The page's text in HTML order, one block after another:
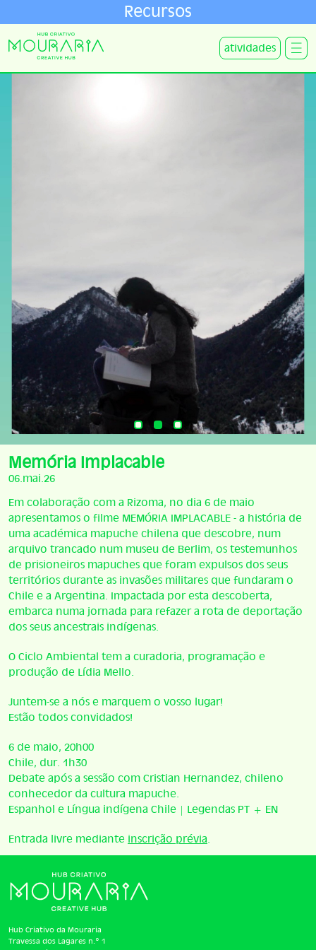
Recursos
atividades
Memória Implacable
06.mai.26
Em colaboração com a Rizoma, no dia 6 de maio
apresentamos o filme MEMÓRIA IMPLACABLE - a história de
uma académica mapuche chilena que descobre, num
arquivo trancado num museu de Berlim, os testemunhos
de prisioneiros mapuches que foram expulsos dos seus
territórios durante as invasões militares que fundaram o
Chile e a Argentina. Impactada por esta descoberta,
embarca numa jornada para refazer a rota de deportação
dos seus ancestrais indígenas.
O Ciclo Ambiental tem a curadoria, programação e
produção de Lídia Mello.
Juntem-se a nós e marquem o vosso lugar!
Estão todos convidados!
6 de maio, 20h00
Chile, dur. 1h30
Debate após a sessão com Cristian Hernandez, chileno
conhecedor da cultura mapuche.
Espanhol e Língua indígena Chile | Legendas PT + EN
Entrada livre mediante inscrição prévia
Hub Criativo da Mouraria
Travessa dos Lagares n.º 1